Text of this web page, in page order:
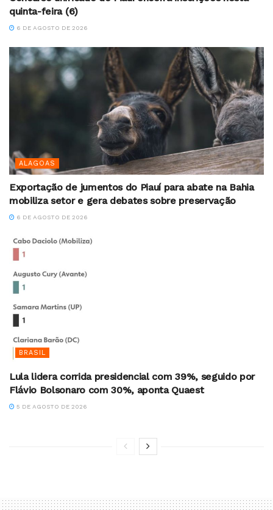
quinta-feira (6)
6 DE AGOSTO DE 2026
ALAGOAS
Exportação de jumentos do Piauí para abate na Bahia
mobiliza setor e gera debates sobre preservação
6 DE AGOSTO DE 2026
BRASIL
Lula lidera corrida presidencial com 39%, seguido por
Flávio Bolsonaro com 30%, aponta Quaest
5 DE AGOSTO DE 2026